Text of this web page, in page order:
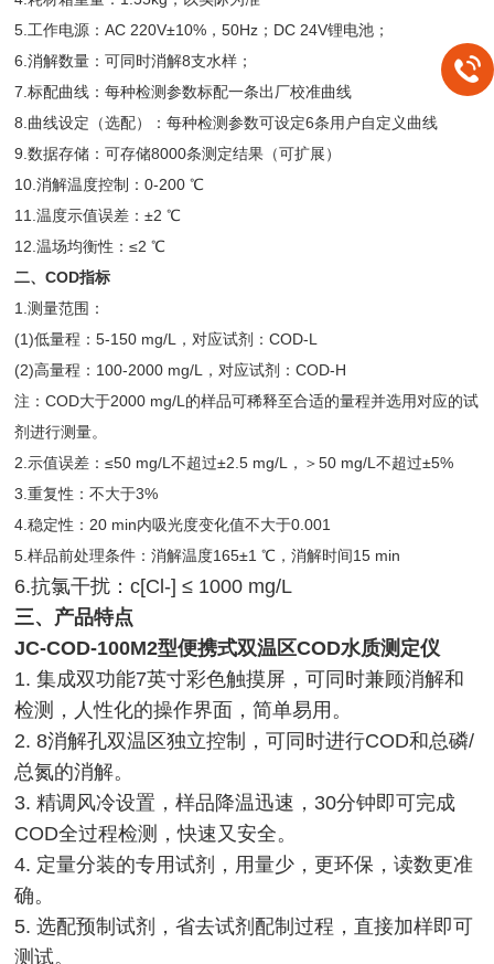
5.工作电源：AC 220V±10%，50Hz；DC 24V锂电池；
6.消解数量：可同时消解8支水样；
7.标配曲线：每种检测参数标配一条出厂校准曲线
8.曲线设定（选配）：每种检测参数可设定6条用户自定义曲线
9.数据存储：可存储8000条测定结果（可扩展）
10.消解温度控制：0-200 ℃
11.温度示值误差：±2 ℃
12.温场均衡性：≤2 ℃
二、COD指标
1.测量范围：
(1)低量程：5-150 mg/L，对应试剂：COD-L
(2)高量程：100-2000 mg/L，对应试剂：COD-H
注：COD大于2000 mg/L的样品可稀释至合适的量程并选用对应的试
剂进行测量。
2.示值误差：≤50 mg/L不超过±2.5 mg/L，＞50 mg/L不超过±5%
3.重复性：不大于3%
4.稳定性：20 min内吸光度变化值不大于0.001
5.样品前处理条件：消解温度165±1 ℃，消解时间15 min
6.抗氯干扰：c[Cl-] ≤ 1000 mg/L
三、产品特点
JC-COD-100M2型便携式双温区COD水质测定仪
1. 集成双功能7英寸彩色触摸屏，可同时兼顾消解和
检测，人性化的操作界面，简单易用。
2. 8消解孔双温区独立控制，可同时进行COD和总磷/
总氮的消解。
3. 精调风冷设置，样品降温迅速，30分钟即可完成
COD全过程检测，快速又安全。
4. 定量分装的专用试剂，用量少，更环保，读数更准
确。
5. 选配预制试剂，省去试剂配制过程，直接加样即可
测试。